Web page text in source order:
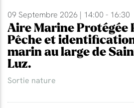
09 Septembre 2026 | 14:00 - 16:30
Aire Marine Protégée
Pêche et
marin au large de
Luz.
Sortie nature